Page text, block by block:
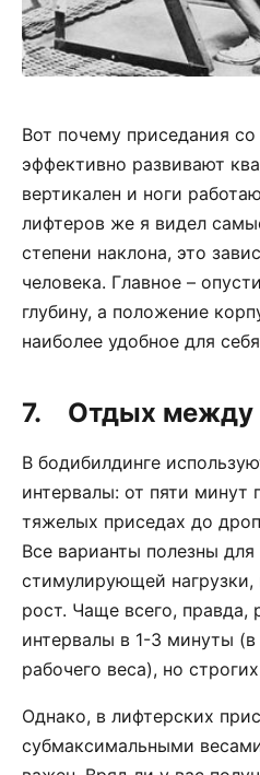
Вот почему приседания
эффективно развивают
вертикален и ноги
лифтеров же я видел
степени наклона, это
человека. Главное –
глубину, а положение
наиболее удобное для
7. Отдых между
В бодибилдинге
интервалы: от пяти минут
тяжелых приседах до
Все варианты полезны для
стимулирующей
рост. Чаще всего, правда,
интервалы в 1-3 минуты
рабочего веса), но
Однако, в лифтерских
субмаксимальными